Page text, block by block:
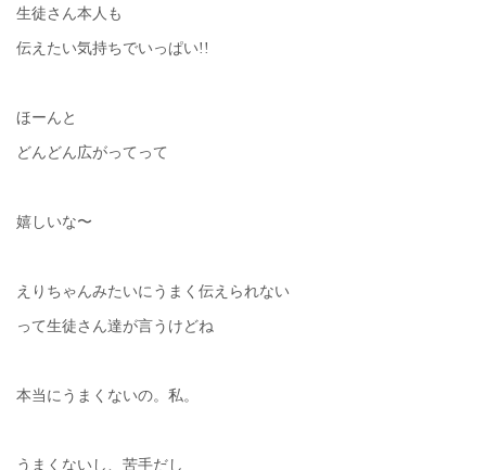
生徒さん本人も
伝えたい気持ちでいっぱい!!
ほーんと
どんどん広がってって
嬉しいな〜
えりちゃんみたいにうまく伝えられない
って生徒さん達が言うけどね
本当にうまくないの。私。
うまくないし、苦手だし